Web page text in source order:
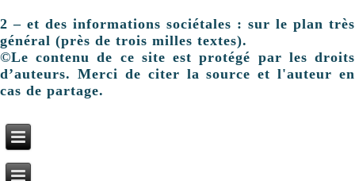
2 – et des informations sociétales : sur le plan très
général (près de trois milles textes).
©Le contenu de ce site est protégé par les droits
d’auteurs. Merci de citer la source et l'auteur en
cas de partage.